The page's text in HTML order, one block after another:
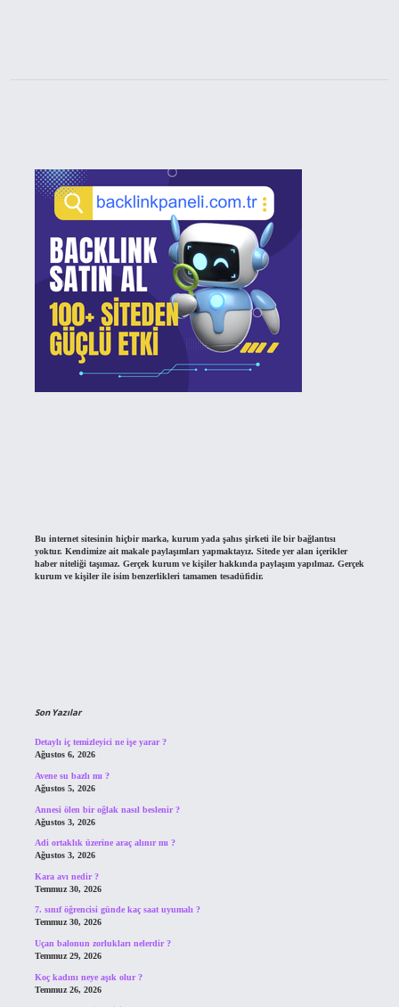
Bu internet sitesinin hiçbir marka, kurum yada şahıs şirketi ile bir bağlantısı
yoktur. Kendimize ait makale paylaşımları yapmaktayız. Sitede yer alan içerikler
haber niteliği taşımaz. Gerçek kurum ve kişiler hakkında paylaşım yapılmaz. Gerçek
kurum ve kişiler ile isim benzerlikleri tamamen tesadüfidir.
Son Yazılar
Detaylı iç temizleyici ne işe yarar ?
Ağustos 6, 2026
Avene su bazlı mı ?
Ağustos 5, 2026
Annesi ölen bir oğlak nasıl beslenir ?
Ağustos 3, 2026
Adi ortaklık üzerine araç alınır mı ?
Ağustos 3, 2026
Kara avı nedir ?
Temmuz 30, 2026
7. sınıf öğrencisi günde kaç saat uyumalı ?
Temmuz 30, 2026
Uçan balonun zorlukları nelerdir ?
Temmuz 29, 2026
Koç kadını neye aşık olur ?
Temmuz 26, 2026